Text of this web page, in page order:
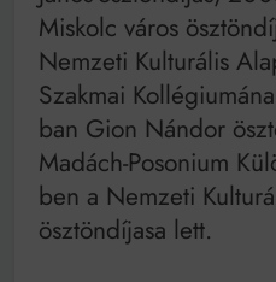
Miskolc város
Nemzeti Kulturális
Szakmai
ban Gion Nándor
Madách-Posonium
ben a Nemzeti
ösztöndíjasa lett.